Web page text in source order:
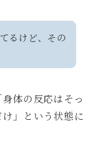
るけど、その
体の反応はそっ
」という状態に